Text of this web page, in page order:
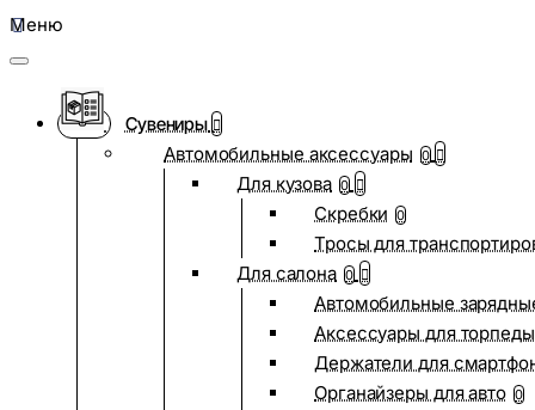
Меню
Сувениры
Автомобильные аксессуары 0
Для кузова 0
Скребки 0
Тросы для
Для салона 0
Автомобильные
Аксессуары для
Держатели для
Органайзеры для авто 0